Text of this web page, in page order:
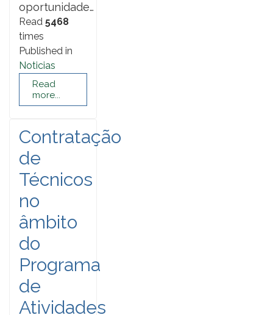
oportunidade…
Read 5468
times
Published in
Noticias
Read
more...
Contratação
de
Técnicos
no
âmbito
do
Programa
de
Atividades